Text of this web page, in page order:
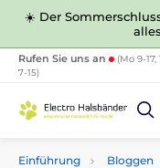
☀️ Der
Rufen Sie uns an
(Mo 9-
7-15)
Einführung Bloggen